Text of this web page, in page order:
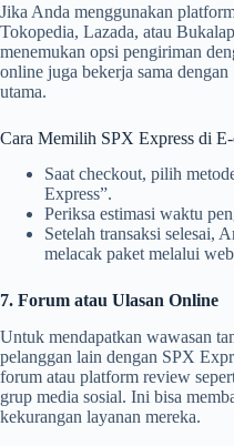
Jika Anda menggunakan
Tokopedia, Lazada, atau
menemukan opsi pengiriman
online juga bekerja sama
utama.
Cara Memilih SPX Express di
Saat checkout, pilih
Express”.
Periksa estimasi waktu
Setelah transaksi selesai,
melacak paket melalui
7. Forum atau Ulasan Online
Untuk mendapatkan wawasan
pelanggan lain dengan SPX
forum atau platform review
grup media sosial. Ini bisa
kekurangan layanan mereka.